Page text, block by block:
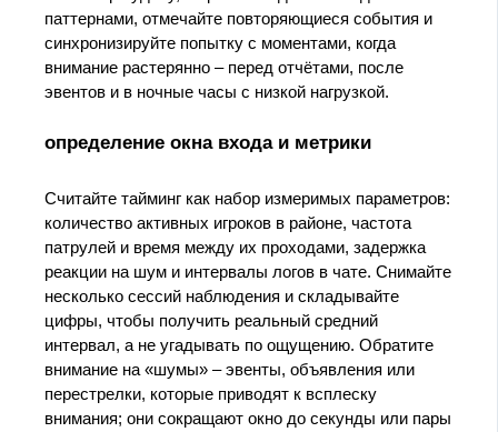
паттернами, отмечайте повторяющиеся события и
синхронизируйте попытку с моментами, когда
внимание растерянно – перед отчётами, после
эвентов и в ночные часы с низкой нагрузкой.
определение окна входа и метрики
Считайте тайминг как набор измеримых параметров:
количество активных игроков в районе, частота
патрулей и время между их проходами, задержка
реакции на шум и интервалы логов в чате. Снимайте
несколько сессий наблюдения и складывайте
цифры, чтобы получить реальный средний
интервал, а не угадывать по ощущению. Обратите
внимание на «шумы» – эвенты, объявления или
перестрелки, которые приводят к всплеску
внимания; они сокращают окно до секунды или пары